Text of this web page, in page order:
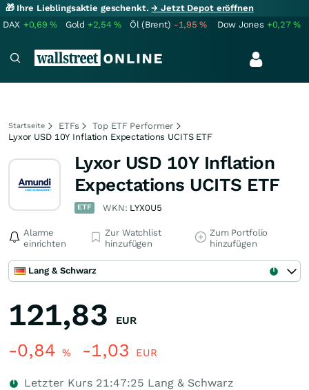
🎁 Ihre Lieblingsaktie geschenkt.→ Jetzt Depot eröffnen
DAX +0,69% Gold +2,54% Öl (Brent) -1,95% Dow Jones +0,27%
Startseite ETFs
Top ETF Performer
Lyxor USD 10Y Inflation Expectations UCITS ETF
Lyxor USD 10Y Inflation
Expectations UCITS ETF
ETF WKN: LYX0U5
Alarme
einrichten
Zur Watchlist
hinzufügen
Zum Portfolio
hinzufügen
Lang & Schwarz
121,83 EUR
-0,84 % -1,03 EUR
Letzter Kurs 21:47:25 Lang & Schwarz